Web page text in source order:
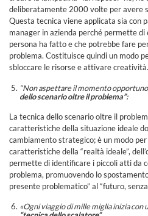
deliberatamente 2000 volte per avere
Questa tecnica viene applicata sia con
manager in azienda perché permette di
persona ha fatto e che potrebbe fare
problema. Costituisce quindi un modo
sbloccare le risorse e attivare creatività.
“Non aspettare il momento opportuno:
dello scenario oltre il problema”:
La tecnica dello scenario oltre il
caratteristiche della situazione ideale
cambiamento strategico; è un modo
caratteristiche della “realtà ideale”,
permette di identificare i piccoli atti da
problema, promuovendo lo
presente problematico” al “futuro,
«Ogni viaggio di mille miglia inizia con